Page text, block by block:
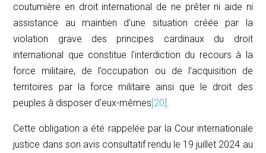
coutumière en droit international de ne prêter ni aide ni
assistance au maintien d'une situation créée par la
violation grave des principes cardinaux du droit
international que constitue l'interdiction du recours à la
force militaire, de l’occupation ou de l’acquisition de
territoires par la force militaire ainsi que le droit des
peuples à disposer d'eux-mêmes[20].
Cette obligation a été rappelée par la Cour internationale
justice dans son avis consultatif rendu le 19 juillet 2024 au